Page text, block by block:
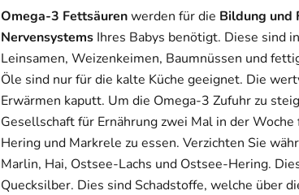
Omega-3 Fettsäurenwerden für die Bildung und
Nervensystems Ihres Babys benötigt. Diese sind
Leinsamen, Weizenkeimen, Baumnüssen und
Öle sind nur für die kalte Küche geeignet. Die
Erwärmen kaputt. Um die Omega-3 Zufuhr zu
Gesellschaft für Ernährung zwei Mal in der
Hering und Markrele zu essen. Verzichten Sie
Marlin, Hai, Ostsee-Lachs und Ostsee-Hering.
Quecksilber. Dies sind Schadstoffe, welche über